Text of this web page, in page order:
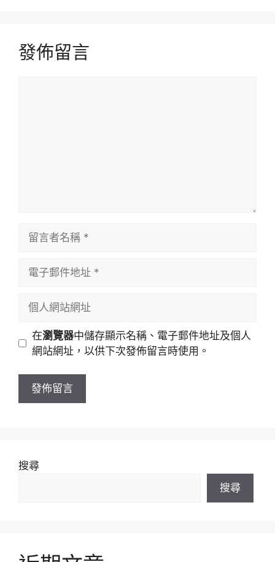
發佈留言
址
站
址
在瀏覽器中儲存顯示名稱、電子郵件地址及個人
網站網址，以供下次發佈留言時使用。
搜尋
搜尋